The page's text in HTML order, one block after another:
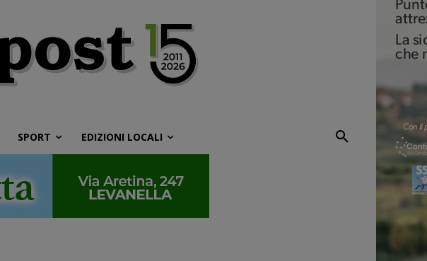
SPORT EDIZIONI LOCALI